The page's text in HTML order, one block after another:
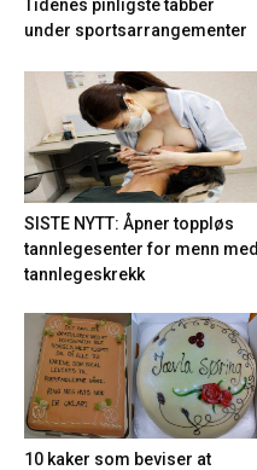
Tidenes pinligste tabber
under sportsarrangementer
SISTE NYTT: Åpner toppløs
tannlegesenter for menn med
tannlegeskrekk
10 kaker som beviser at